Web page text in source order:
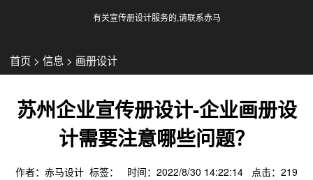
有关宣传册设计服务的,请联系赤马
首页 > 信息 > 画册设计
苏州企业宣传册设计-企业画册设
计需要注意哪些问题？
作者：赤马设计 标签： 时间：2022/8/30 14:22:14 点击： 219